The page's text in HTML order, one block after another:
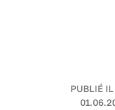
PUBLIÉ